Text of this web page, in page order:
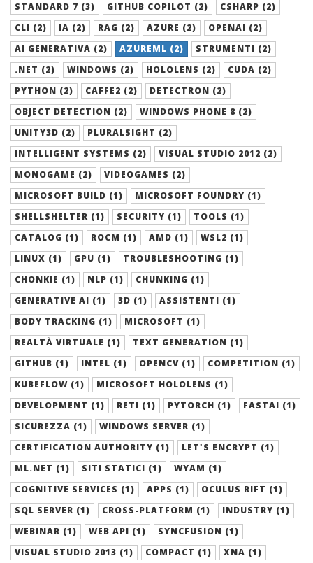
STANDARD 7 (3)
GITHUB COPILOT (2)
CSHARP (2)
CLI (2)
IA (2) RAG (2) AZURE (2)
OPENAI (2)
AI GENERATIVA (2)
AZUREML (2)
STRUMENTI (2)
.NET (2)
WINDOWS (2) HOLOLENS (2)
CUDA (2)
PYTHON (2)
CAFFE2 (2)
DETECTRON (2)
OBJECT DETECTION (2)
WINDOWS PHONE 8 (2)
UNITY3D (2)
PLURALSIGHT (2)
INTELLIGENT SYSTEMS (2)
VISUAL STUDIO 2012 (2)
MONOGAME (2)
VIDEOGAMES (2)
MICROSOFT BUILD (1)
MICROSOFT FOUNDRY (1)
SHELLSHELTER (1)
SECURITY (1)
TOOLS (1)
CATALOG (1)
ROCM (1) AMD (1)
WSL2 (1)
LINUX (1)
GPU (1)
TROUBLESHOOTING (1)
CHONKIE (1)
NLP (1)
CHUNKING (1)
GENERATIVE AI (1)
3D (1)
ASSISTENTI (1)
BODY TRACKING (1)
MICROSOFT (1)
REALTÀ VIRTUALE (1)
TEXT GENERATION (1)
GITHUB (1)
INTEL (1) OPENCV (1)
COMPETITION (1)
KUBEFLOW (1)
MICROSOFT HOLOLENS (1)
DEVELOPMENT (1)
RETI (1) PYTORCH (1)
FASTAI (1)
SICUREZZA (1)
WINDOWS SERVER (1)
CERTIFICATION AUTHORITY (1)
LET'S ENCRYPT (1)
ML.NET (1)
SITI STATICI (1)
WYAM (1)
COGNITIVE SERVICES (1)
APPS (1)
OCULUS RIFT (1)
SQL SERVER (1)
CROSS-PLATFORM (1)
INDUSTRY (1)
WEBINAR (1)
WEB API (1)
SYNCFUSION (1)
VISUAL STUDIO 2013 (1)
COMPACT (1)
XNA (1)